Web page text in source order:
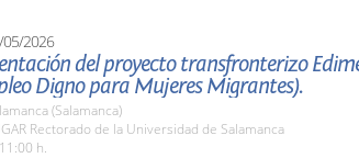
2026
del proyecto transfronterizo
Digno para Mujeres Migrantes).
(Salamanca)
Rectorado de la Universidad de Salamanca
h.